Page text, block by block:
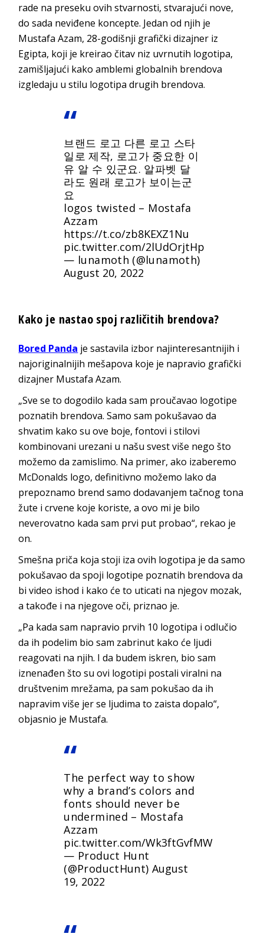
rade na preseku ovih stvarnosti, stvarajući nove,
do sada neviđene koncepte. Jedan od njih je
Mustafa Azam, 28-godišnji grafički dizajner iz
Egipta, koji je kreirao čitav niz uvrnutih logotipa,
zamišljajući kako amblemi globalnih brendova
izgledaju u stilu logotipa drugih brendova.
브랜드 로고 다른 로고 스타
일로 제작, 로고가 중요한 이
유 알 수 있군요. 알파벳 달
라도 원래 로고가 보이는군
요
logos twisted – Mostafa
Azzam
https://t.co/zb8KEXZ1Nu
pic.twitter.com/2lUdOrjtHp
— lunamoth (@lunamoth)
August 20, 2022
Kako je nastao spoj različitih brendova?
Bored Panda je sastavila izbor najinteresantnijih i
najoriginalnijih mešapova koje je napravio grafički
dizajner Mustafa Azam.
„Sve se to dogodilo kada sam proučavao logotipe
poznatih brendova. Samo sam pokušavao da
shvatim kako su ove boje, fontovi i stilovi
kombinovani urezani u našu svest više nego što
možemo da zamislimo. Na primer, ako izaberemo
McDonalds logo, definitivno možemo lako da
prepoznamo brend samo dodavanjem tačnog tona
žute i crvene koje koriste, a ovo mi je bilo
neverovatno kada sam prvi put probao“, rekao je
on.
Smešna priča koja stoji iza ovih logotipa je da samo
pokušavao da spoji logotipe poznatih brendova da
bi video ishod i kako će to uticati na njegov mozak,
a takođe i na njegove oči, priznao je.
„Pa kada sam napravio prvih 10 logotipa i odlučio
da ih podelim bio sam zabrinut kako će ljudi
reagovati na njih. I da budem iskren, bio sam
iznenađen što su ovi logotipi postali viralni na
društvenim mrežama, pa sam pokušao da ih
napravim više jer se ljudima to zaista dopalo“,
objasnio je Mustafa.
The perfect way to show
why a brand’s colors and
fonts should never be
undermined – Mostafa
Azzam
pic.twitter.com/Wk3ftGvfMW
— Product Hunt
(@ProductHunt) August
19, 2022